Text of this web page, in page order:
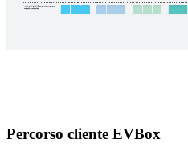
Percorso cliente EVBox